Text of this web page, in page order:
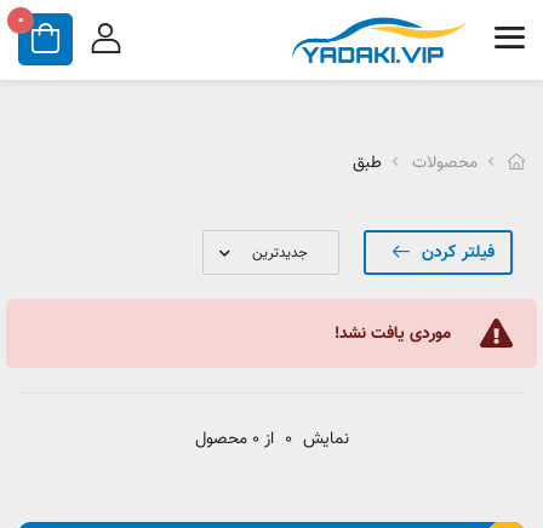
0
محصولات طبق
فیلتر کردن
موردی یافت نشد!
نمایش 0 از 0 محصول